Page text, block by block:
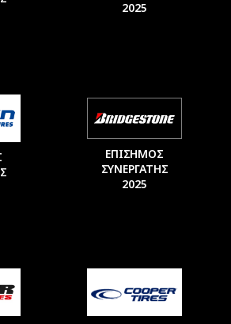
2025
ΕΠΙΣΗΜΟΣ
ΣΥΝΕΡΓΑΤΗΣ
2025